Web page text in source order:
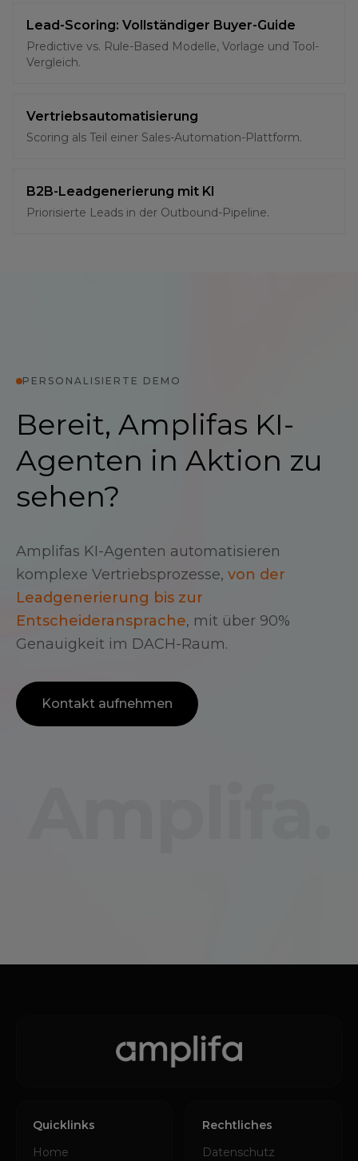
Lead-Scoring: Vollständiger Buyer-Guide
Predictive vs. Rule-Based Modelle, Vorlage und Tool-
Vergleich.
Vertriebsautomatisierung
Scoring als Teil einer Sales-Automation-Plattform.
B2B-Leadgenerierung mit KI
Priorisierte Leads in der Outbound-Pipeline.
PERSONALISIERTE DEMO
Bereit, Amplifas KI-
Agenten in Aktion zu
sehen?
Amplifas KI-Agenten automatisieren
komplexe Vertriebsprozesse, von der
Leadgenerierung bis zur
Entscheideransprache, mit über 90%
Genauigkeit im DACH-Raum.
Kontakt aufnehmen
Quicklinks
Home
Rechtliches
Datenschutz